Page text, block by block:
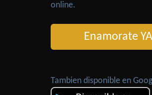
online.
Enamorate
Tambien disponible en